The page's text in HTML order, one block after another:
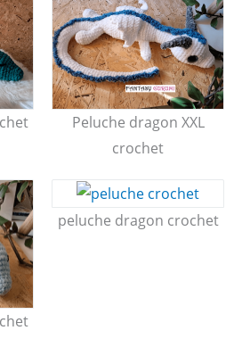
Peluche dragon XXL
crochet
peluche dragon crochet